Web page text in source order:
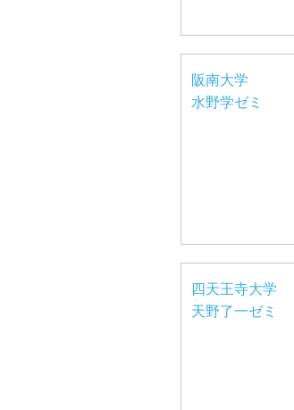
阪南大学
水野学ゼミ
四天王寺大学
天野了一ゼミ